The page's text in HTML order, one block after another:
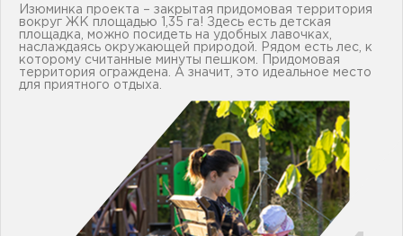
Изюминка проекта – закрытая придомовая территория
вокруг ЖК площадью 1,35 га! Здесь есть детская
площадка, можно посидеть на удобных лавочках,
наслаждаясь окружающей природой. Рядом есть лес, к
которому считанные минуты пешком. Придомовая
территория ограждена. А значит, это идеальное место
для приятного отдыха.